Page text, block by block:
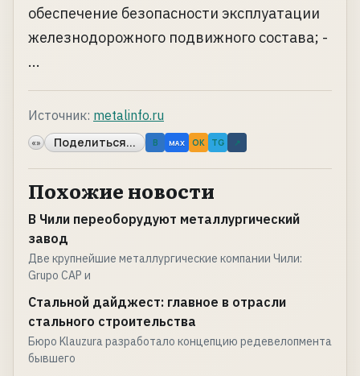
обеспечение безопасности эксплуатации
железнодорожного подвижного состава; -
...
Источник: metalinfo.ru
«» Поделиться... B MAX OK TG ↗
Похожие новости
В Чили переоборудуют металлургический
завод
Две крупнейшие металлургические компании Чили:
Grupo CAP и
Стальной дайджест: главное в отрасли
стального строительства
Бюро Klauzura разработало концепцию редевелопмента
бывшего